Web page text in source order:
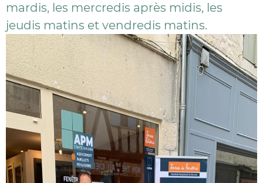
mardis, les mercredis après midis, les
jeudis matins et vendredis matins.